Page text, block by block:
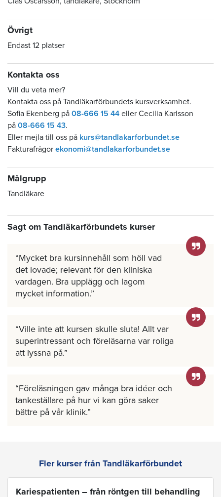
Övrigt
Endast 12 platser
Kontakta oss
Vill du veta mer?
Kontakta oss på Tandläkarförbundets kursverksamhet.
Sofia Ekenberg på 08-666 15 44 eller Cecilia Karlsson
på 08-666 15 43.
Eller mejla till oss på kurs@tandlakarforbundet.se
Fakturafrågor ekonomi@tandlakarforbundet.se
Målgrupp
Tandläkare
Sagt om Tandläkarförbundets kurser
Mycket bra kursinnehåll som höll vad
det lovade; relevant för den kliniska
vardagen. Bra upplägg och lagom
mycket information.
Ville inte att kursen skulle sluta! Allt var
superintressant och föreläsarna var roliga
att lyssna på.
Föreläsningen gav många bra idéer och
tankeställare på hur vi kan göra saker
bättre på vår klinik.
Fler kurser från Tandläkarförbundet
Kariespatienten – från röntgen till behandling